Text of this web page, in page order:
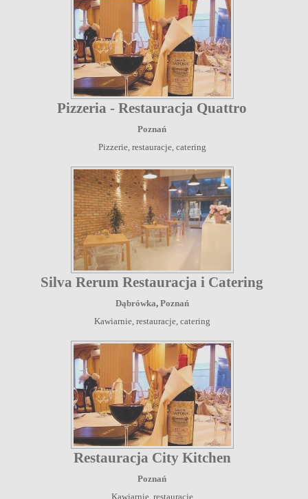
Pizzeria - Restauracja Quattro
Poznań
Pizzerie, restauracje, catering
Silva Rerum Restauracja i Catering
Dąbrówka, Poznań
Kawiarnie, restauracje, catering
Restauracja City Kitchen
Poznań
Kawiarnie, restauracje